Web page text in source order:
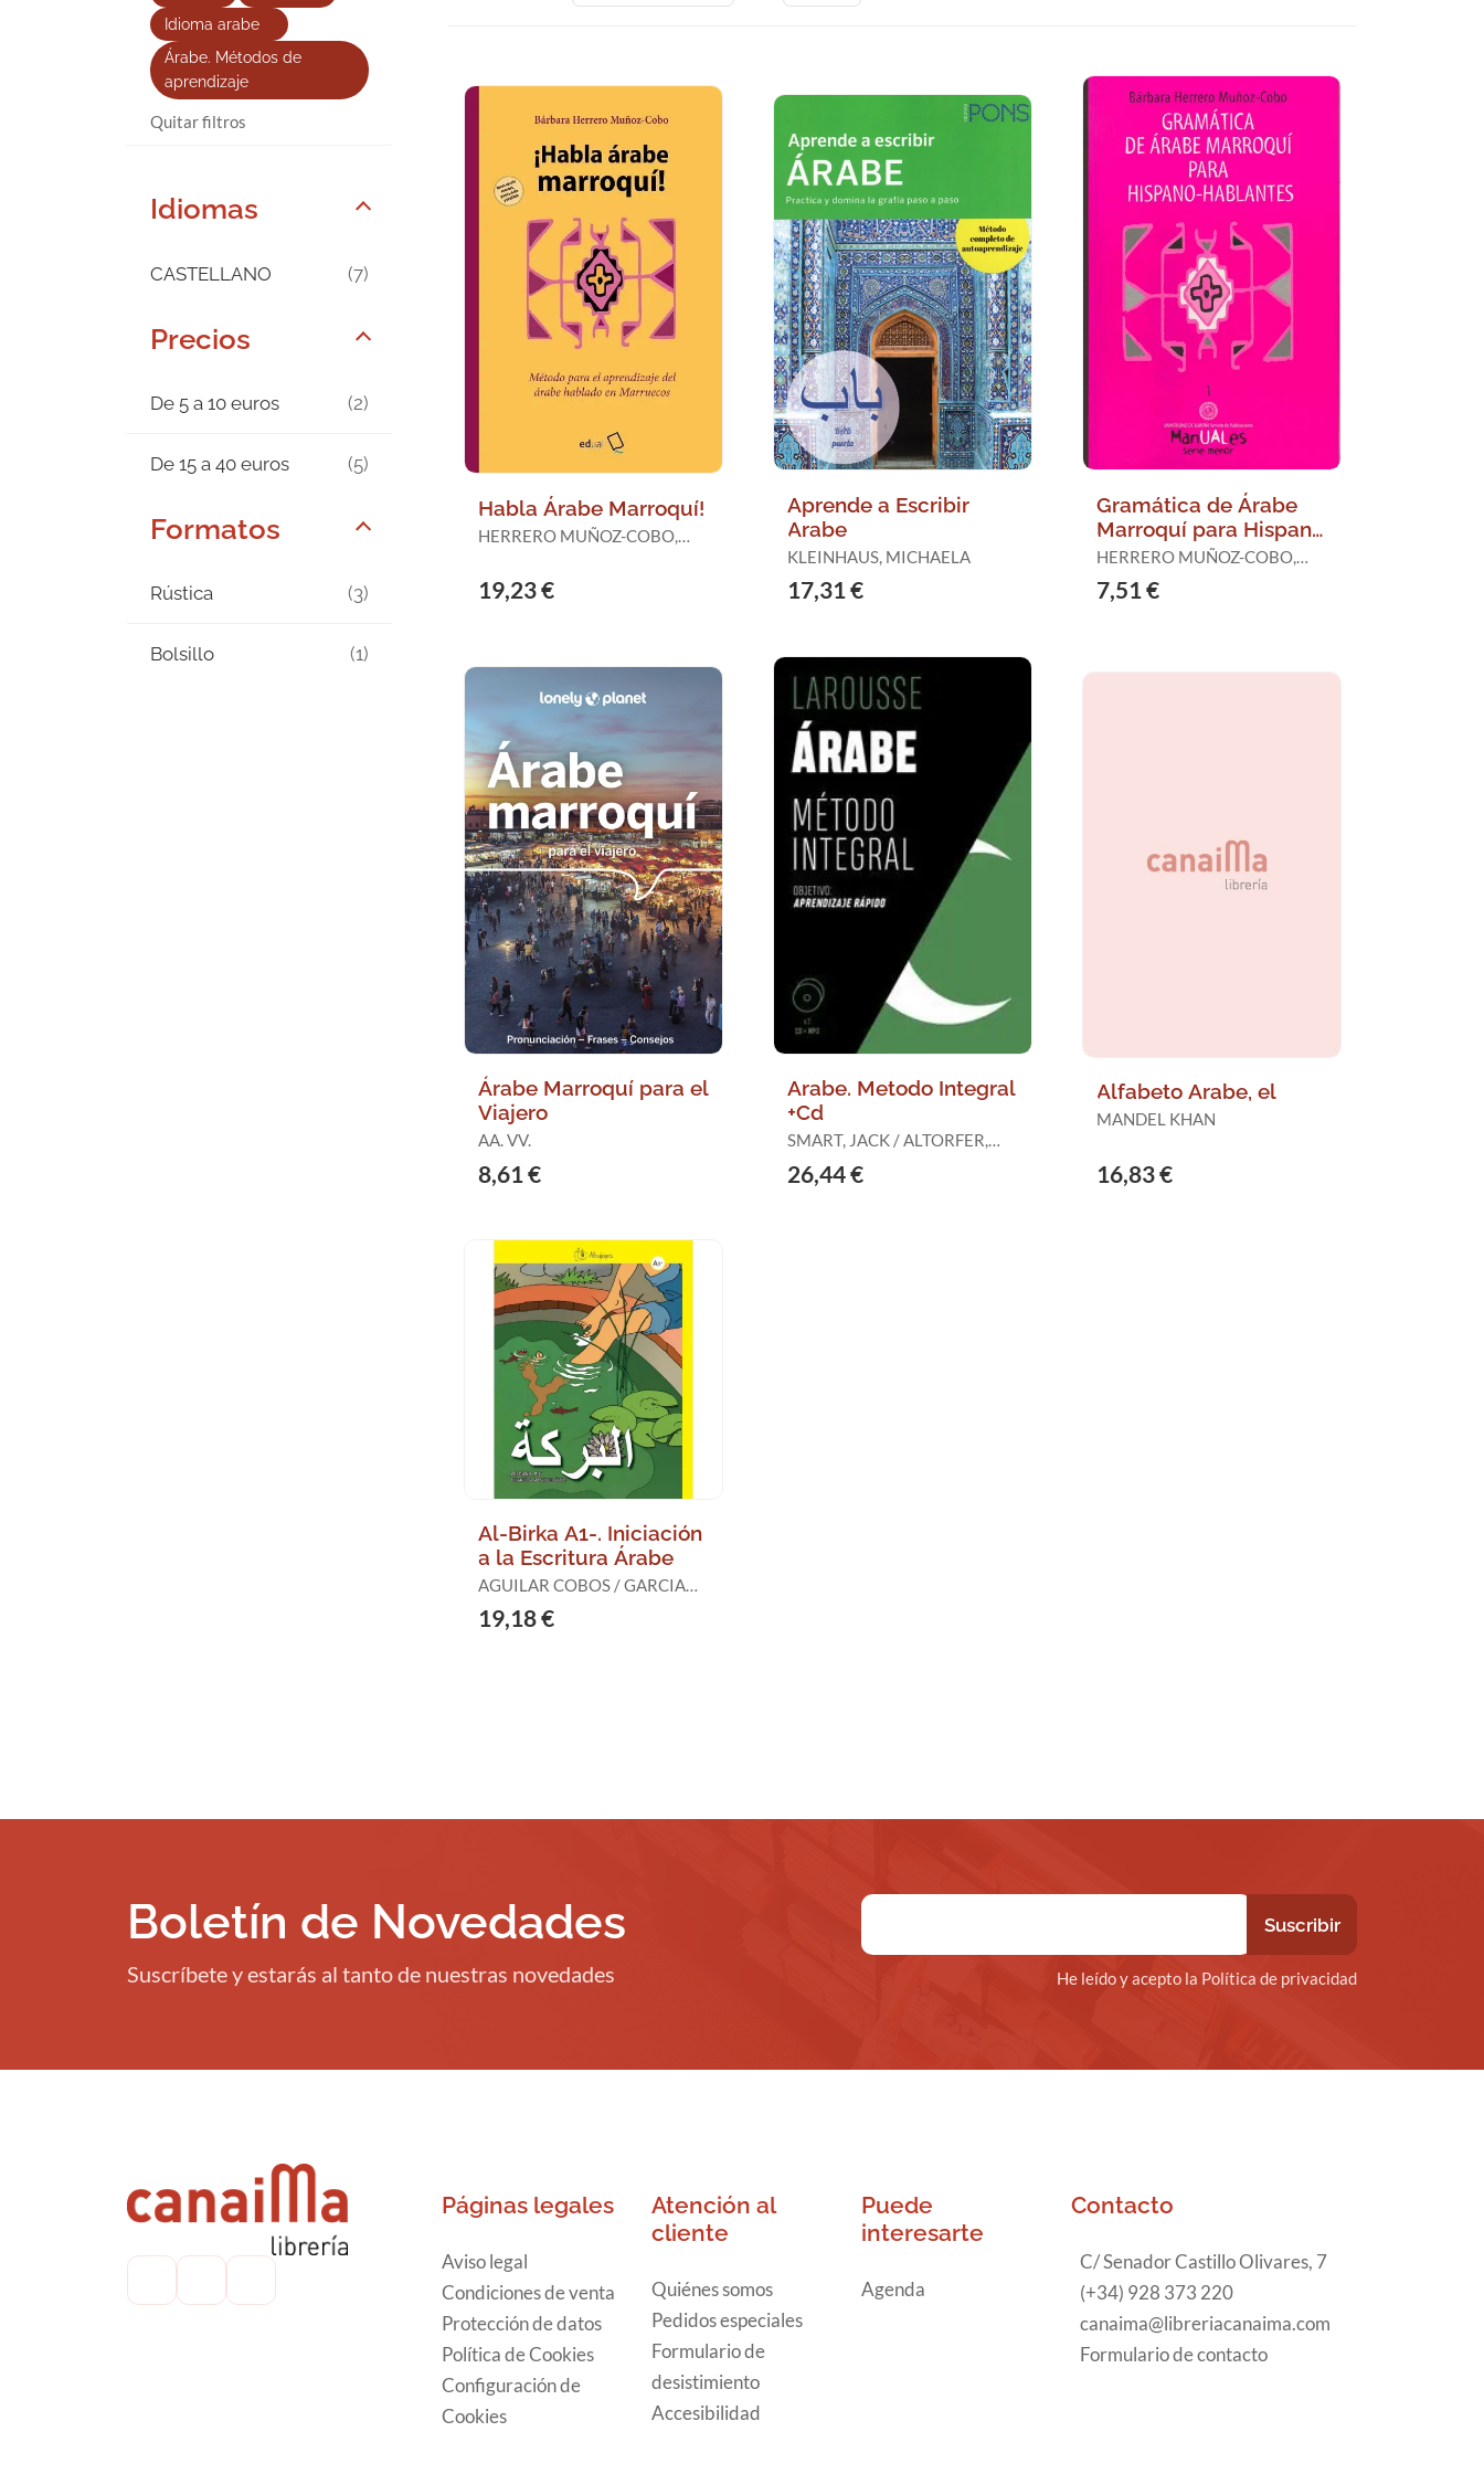
Idioma arabe
Árabe. Métodos de
aprendizaje
Quitar filtros
Idiomas
CASTELLANO (7)
Precios
De 5 a 10 euros (2)
De 15 a 40 euros (5)
Formatos
Rústica (3)
Bolsillo (1)
Habla Árabe Marroquí!
HERRERO MUÑOZ-COBO,
19,23 €
Aprende a Escribir
Arabe
KLEINHAUS, MICHAELA
17,31 €
Gramática de Árabe
Marroquí para Hispano
Hablantes
HERRERO MUÑOZ-COBO,
7,51 €
Árabe Marroquí para el
Viajero
AA. VV.
8,61 €
Arabe. Metodo Integral
+Cd
SMART, JACK / ALTORFER,
26,44 €
Alfabeto Arabe, el
MANDEL KHAN
16,83 €
Al-Birka A1-. Iniciación
a la Escritura Árabe
AGUILAR COBOS / GARCIA
19,18 €
Boletín de Novedades
Suscríbete y estarás al tanto de nuestras novedades He leído y acepto la Política de privacidad
Páginas legales
Aviso legal
Condiciones de venta
Protección de datos
Política de Cookies
Configuración de
Cookies
Atención al
cliente
Quiénes somos
Pedidos especiales
Formulario de
desistimiento
Accesibilidad
Puede
interesarte
Agenda
Contacto
C/ Senador Castillo Olivares, 7
(+34) 928 373 220
canaima@libreriacanaima.com
Formulario de contacto